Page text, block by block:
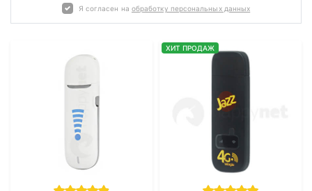
Я согласен на обработку персональных данных
ХИТ ПРОДАЖ